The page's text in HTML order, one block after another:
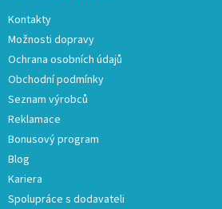
Kontakty
Možnosti dopravy
Ochrana osobních údajů
Obchodní podmínky
Seznam výrobců
Reklamace
Bonusový program
Blog
Kariera
Spolupráce s dodavateli